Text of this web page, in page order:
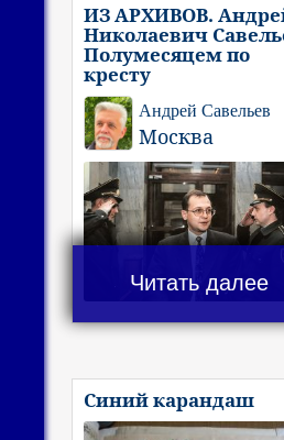
ИЗ АРХИВОВ.
Николаевич
Полумесяцем по
кресту
Андрей Савельев
Москва
Читать далее
Синий карандаш